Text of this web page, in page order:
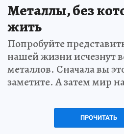
Металлы, без
жить
Попробуйте
нашей жизни исчезнут
металлов. Сначала вы
заметите. А затем мир
ПРОЧИТАТЬ